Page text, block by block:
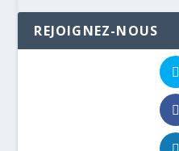
REJOIGNEZ-NOUS